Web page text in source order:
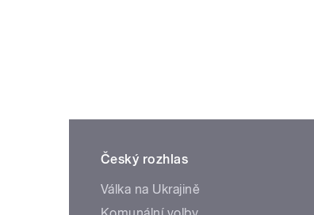
Český rozhlas
Válka na Ukrajině